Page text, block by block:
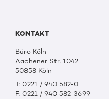
KONTAKT
Büro Köln
Aachener Str. 1042
50858 Köln
T: 0221 / 940 582-0
F: 0221 / 940 582-3699